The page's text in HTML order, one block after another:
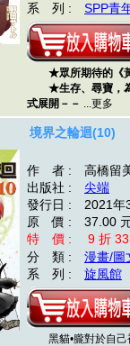
系 列 : SPP青
★眾所期待的《黃
★生存、尋寶，為
式展開－－ ...更多
境界之輪迴(10)
作 者 : 高橋留
出版社 : 尖端
發行日 : 2021年
原 價 : 37.00
特 價 : 9 折
分 類 : 漫畫/圖
系 列 : 旋風館
黑貓•朧對於自己